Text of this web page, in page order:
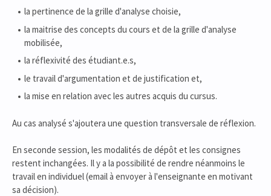
la pertinence de la grille d'analyse choisie,
la maitrise des concepts du cours et de la grille d'analyse
mobilisée,
la réflexivité des étudiant.e.s,
le travail d'argumentation et de justification et,
la mise en relation avec les autres acquis du cursus.
Au cas analysé s'ajoutera une question transversale de réflexion.
En seconde session, les modalités de dépôt et les consignes
restent inchangées. Il y a la possibilité de rendre néanmoins le
travail en individuel (email à envoyer à l'enseignante en motivant
sa décision).